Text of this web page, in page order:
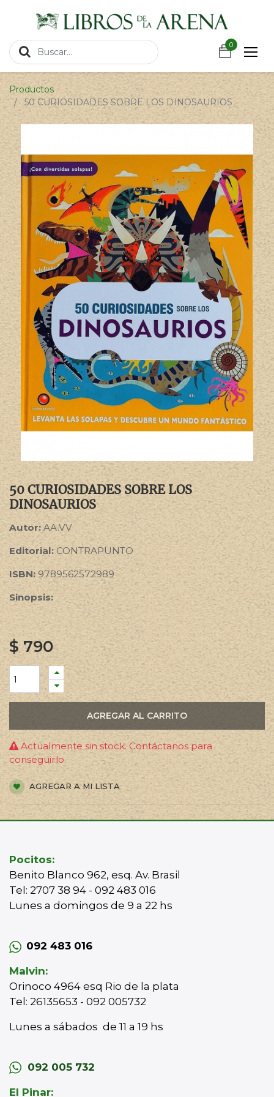
0
0
Productos
50 CURIOSIDADES SOBRE LOS DINOSAURIOS
50 CURIOSIDADES SOBRE LOS
DINOSAURIOS
Autor:AA.VV
Editorial: CONTRAPUNTO
ISBN: 9789562572989
Sinopsis:
$790
AGREGAR AL CARRITO
Actualmente sin stock. Contáctanos para
conseguirlo.
AGREGAR A MI LISTA
Pocitos:
Benito Blanco 962, esq. Av. Brasil
Tel: 2707 38 94 - 092 483 016
Lunes a domingos de 9 a 22 hs
092 483 016
Malvin:
Orinoco 4964 esq Rio de la plata
Tel: 26135653 - 092 005732
Lunes a sábados de 11 a 19 hs
092 005 732
El Pinar: